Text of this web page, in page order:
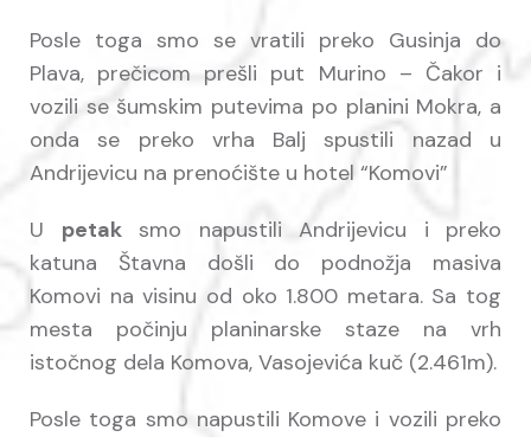
Posle toga smo se vratili preko Gusinja do
Plava, prečicom prešli put Murino – Čakor i
vozili se šumskim putevima po planini Mokra, a
onda se preko vrha Balj spustili nazad u
Andrijevicu na prenoćište u hotel “Komovi”
U petaksmo napustili Andrijevicu i preko
katuna Štavna došli do podnožja masiva
Komovi na visinu od oko 1.800 metara. Sa tog
mesta počinju planinarske staze na vrh
istočnog dela Komova, Vasojevića kuč (2.461m).
Posle toga smo napustili Komove i vozili preko